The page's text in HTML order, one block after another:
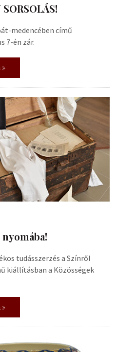
medencében című
7-én zár.
»
tudásszerzés a Színről
kiállításban a Közösségek
»